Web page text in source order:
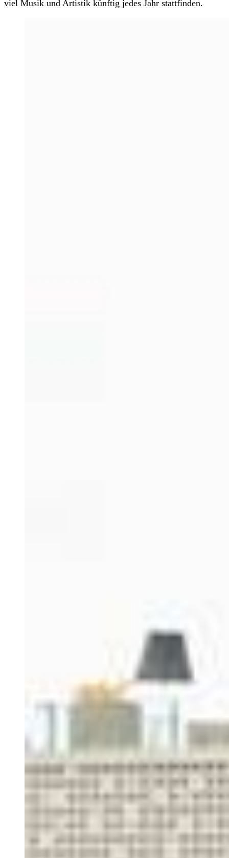
viel Musik und Artistik künftig jedes Jahr stattfinden.